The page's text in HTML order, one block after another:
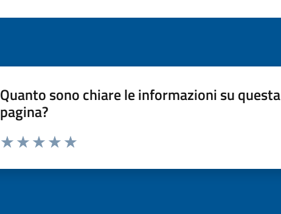
Quanto sono chiare le informazioni su questa
pagina?
Valuta da 1 a 5 stelle la pagina